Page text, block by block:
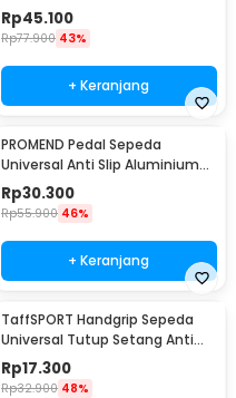
34T - RD-M390
Rp45.100
Rp77.900 43%
+ Keranjang
PROMEND Pedal Sepeda
Universal Anti Slip Aluminium
Alloy - JT410
Rp30.300
Rp55.900 46%
+ Keranjang
TaffSPORT Handgrip Sepeda
Universal Tutup Setang Anti
Slip Handlebar - CL8455
Rp17.300
Rp32.900 48%